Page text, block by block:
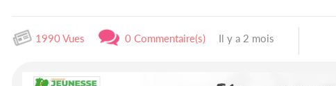
1990 Vues 0 Commentaire(s) Il y a 2 mois